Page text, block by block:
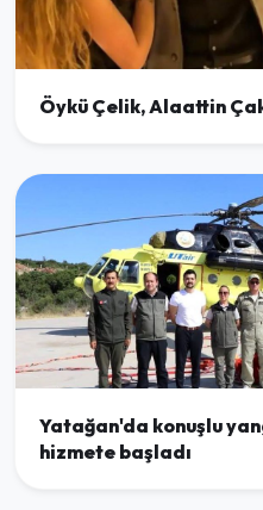
Öykü Çelik, Alaattin
Yatağan'da konuşlu
hizmete başladı